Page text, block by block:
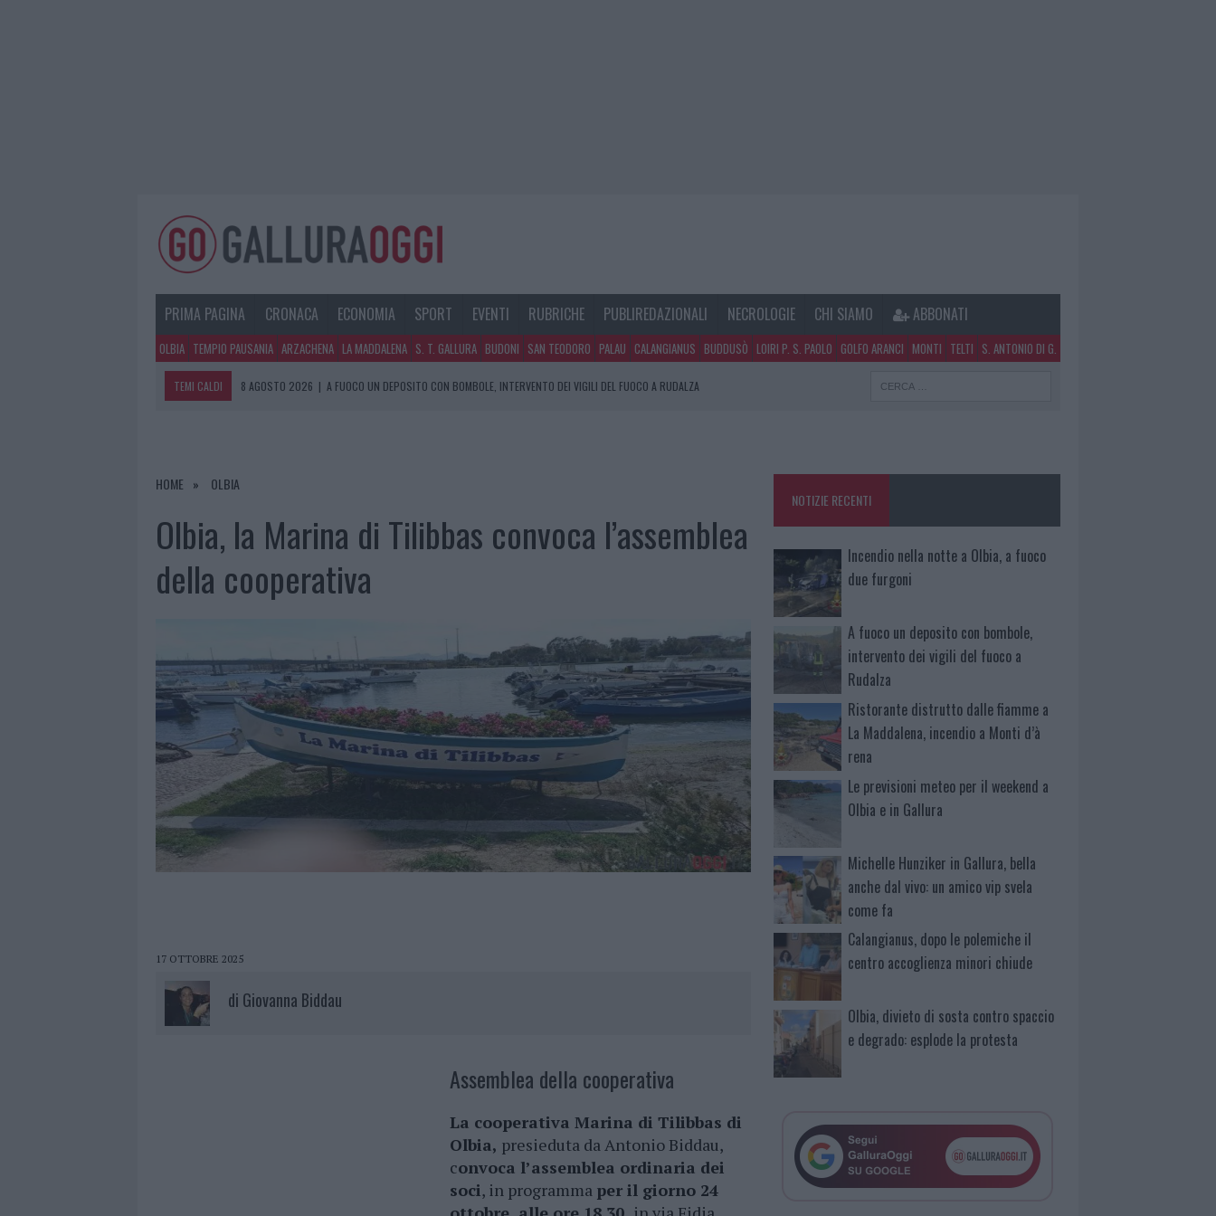
PRIMA PAGINA CRONACA ECONOMIA SPORT EVENTI RUBRICHE PUBLIREDAZIONALI NECROLOGIE CHI SIAMO ABBONATI
OLBIA TEMPIO PAUSANIA ARZACHENA LA MADDALENA S. T. GALLURA BUDONI SAN TEODORO PALAU CALANGIANUS BUDDUSÒ LOIRI P. S. PAOLO GOLFO ARANCI MONTI TELTI S. ANTONIO DI G.
TEMI CALDI 8 AGOSTO 2026 | A FUOCO UN DEPOSITO CON BOMBOLE, INTERVENTO DEI VIGILI DEL FUOCO A RUDALZA
7 AGOSTO 2026
HOME OLBIA
Olbia, la Marina di Tilibbas convoca l’assemblea
della cooperativa
17 OTTOBRE 2025
di Giovanna Biddau
Assemblea della cooperativa
La cooperativa Marina di Tilibbas di
Olbia, presieduta da Antonio Biddau,
convoca l’assemblea ordinaria dei
soci, in programma per il giorno 24
NOTIZIE RECENTI
Incendio nella notte a Olbia, a fuoco
due furgoni
A fuoco un deposito con bombole,
intervento dei vigili del fuoco a
Rudalza
Ristorante distrutto dalle fiamme a
La Maddalena, incendio a Monti d’à
rena
Le previsioni meteo per il weekend a
Olbia e in Gallura
Michelle Hunziker in Gallura, bella
anche dal vivo: un amico vip svela
come fa
Calangianus, dopo le polemiche il
centro accoglienza minori chiude
Olbia, divieto di sosta contro spaccio
e degrado: esplode la protesta